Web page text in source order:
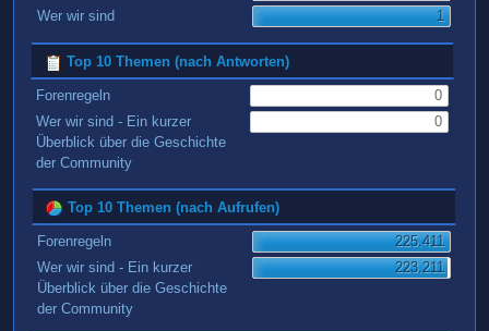
Wer wir sind
1
Top 10 Themen (nach Antworten)
Forenregeln
0
Wer wir sind - Ein kurzer
Überblick über die Geschichte
der Community
0
Top 10 Themen (nach Aufrufen)
Forenregeln
225.411
Wer wir sind - Ein kurzer
Überblick über die Geschichte
der Community
223.211